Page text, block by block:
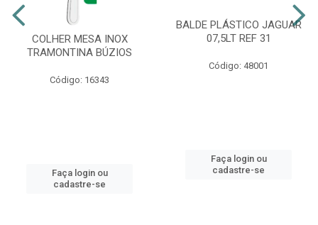
COLHER MESA INOX
TRAMONTINA BÚZIOS
Código: 16343
Faça login ou
cadastre-se
BALDE PLÁSTICO JAGUAR
07,5LT REF 31
Código: 48001
Faça login ou
cadastre-se